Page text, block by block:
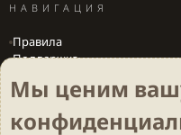
НАВИГАЦИЯ
Правила
Поддержка
Локализация игр
Мы ценим